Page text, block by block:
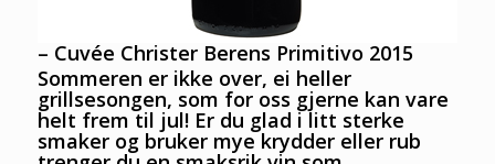
– Cuvée Christer Berens Primitivo 2015
Sommeren er ikke over, ei heller
grillsesongen, som for oss gjerne kan vare
helt frem til jul! Er du glad i litt sterke
smaker og bruker mye krydder eller rub